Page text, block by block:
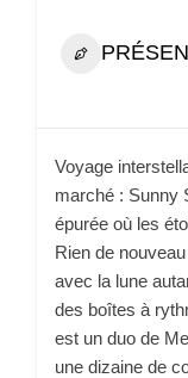
Voyage
marché : Sunny
épurée où les
Rien de
avec la lune
des boîtes à
est un duo de
une dizaine de